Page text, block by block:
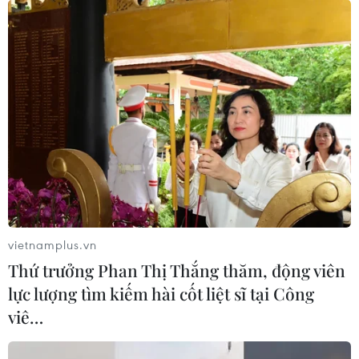
CƠ QUAN CHỦ QUẢN: THÔNG TẤN XÃ VIỆT NAM
Tổng Biên tập: TRẦN TIẾN DUẨN
Phó Tổng Biên tập: NGUYỄN THỊ TÁM, KHÚC THANH
THỦY
Sở hữu trí tuệ
Quy định sử dụng
RSS
Hỗ trợ
Ngôn ngữ
Dịch vụ tin
Quảng cáo
Liên hệ
vietnamplus.vn
Thứ trưởng Phan Thị Thắng thăm, động viên
lực lượng tìm kiếm hài cốt liệt sĩ tại Công
viê…